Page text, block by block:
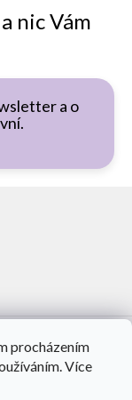
procházením
Více
nic Vám
a o